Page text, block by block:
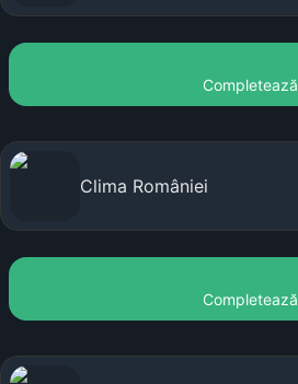
Completează
Clima României
Completează